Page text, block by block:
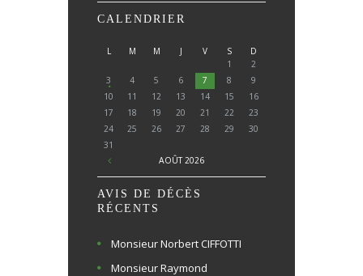
CALENDRIER
AOÛT 2026
L M M J V S
D
1
2
3
4 5 6 7 8
9
10
11 12 13 14 15
16
17
18 19 20 21 22
23
24
25 26 27 28 29
30
31
AVIS DE DÉCÈS
RÉCENTS
Monsieur Norbert CIFFOTTI
Monsieur Raymond